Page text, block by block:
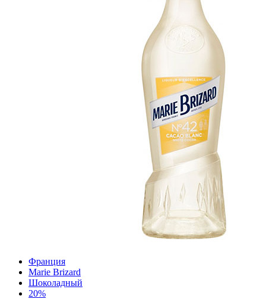
Франция
Marie Brizard
Шоколадный
20%